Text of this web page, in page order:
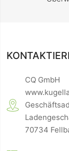
CQ GmbH
70734